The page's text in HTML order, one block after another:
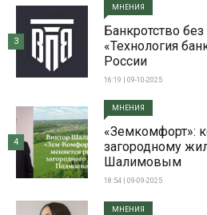
МНЕНИЯ
Банкротство
«Технология
России
16:19 | 09-10-2025
3
МНЕНИЯ
«Земкомфорт»:
загородному
Шалимовым
18:54 | 09-09-2025
4
МНЕНИЯ